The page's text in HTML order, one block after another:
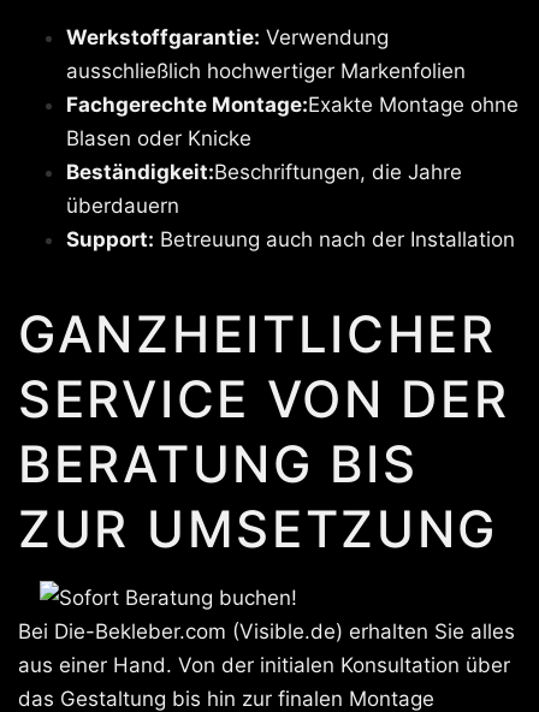
Werkstoffgarantie: Verwendung
ausschließlich hochwertiger Markenfolien
Fachgerechte Montage:Exakte Montage ohne
Blasen oder Knicke
Beständigkeit:Beschriftungen, die Jahre
überdauern
Support: Betreuung auch nach der Installation
GANZHEITLICHER
SERVICE VON DER
BERATUNG BIS
ZUR UMSETZUNG
Bei Die-Bekleber.com (Visible.de) erhalten Sie alles
aus einer Hand. Von der initialen Konsultation über
das Gestaltung bis hin zur finalen Montage